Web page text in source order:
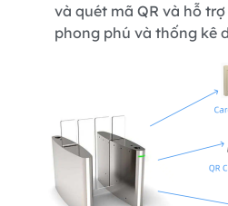
và quét mã QR và hỗ
phong phú và thống kê